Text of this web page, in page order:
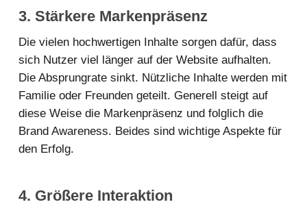
3. Stärkere Markenpräsenz
Die vielen hochwertigen Inhalte sorgen dafür, dass
sich Nutzer viel länger auf der Website aufhalten.
Die Absprungrate sinkt. Nützliche Inhalte werden mit
Familie oder Freunden geteilt. Generell steigt auf
diese Weise die Markenpräsenz und folglich die
Brand Awareness. Beides sind wichtige Aspekte für
den Erfolg.
4. Größere Interaktion